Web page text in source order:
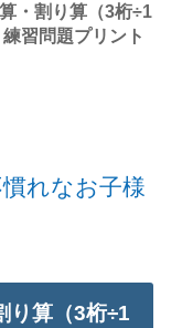
・割り算（3桁÷1
習問題プリント
慣れなお子様
り算（3桁÷1